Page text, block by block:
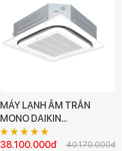
MÁY LẠNH ÂM TRẦN
MONO DAIKIN
FCC125AV1V - 5.0HP 3
PHA
38.100.000đ 40.170.000đ